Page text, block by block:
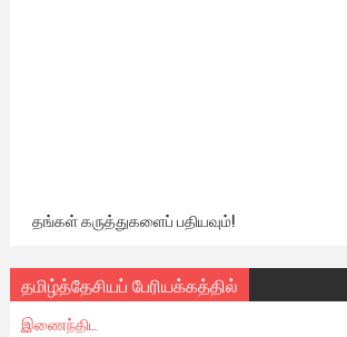
தங்கள் கருத்துகளைப் பதியவும்!
தமிழ்த்தேசியப் பேரியக்கத்தில்
இணைந்திட